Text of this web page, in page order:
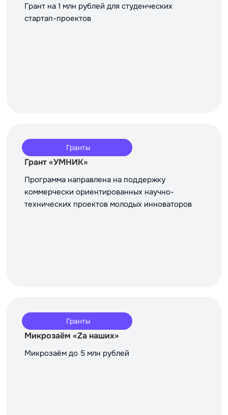
Грант на 1 млн рублей для студенческих
стартап-проектов
Гранты
Грант «УМНИК»
Программа направлена на поддержку
коммерчески ориентированных научно-
технических проектов молодых инноваторов
Гранты
Микрозаём «Za наших»
Микрозаём до 5 млн рублей